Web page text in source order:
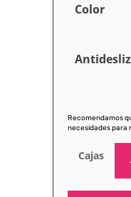
Color
Recomendamos
necesidades para
Cajas